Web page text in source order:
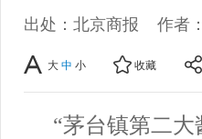
出处：北京商报 作者
大 中 小 收藏
“茅台镇第二